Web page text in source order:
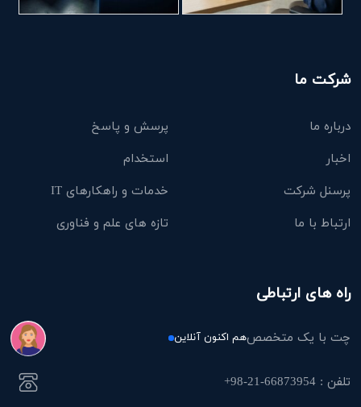
شرکت ما
درباره ما
پرسش و پاسخ
اخبار
استخدام
پرسنل شرکت
خدمات و راهکارهای IT
ارتباط با ما
تازه های علم و فناوری
راه های ارتباطی
چت با یک متخصصهم اکنون آنلاین
تلفن : 66873954-21-98+